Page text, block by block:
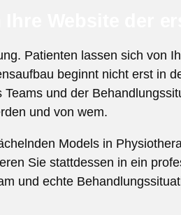
Patienten lassen sich von
beginnt nicht erst in
und der
und von wem.
Models in
Sie stattdessen in ein
und echte